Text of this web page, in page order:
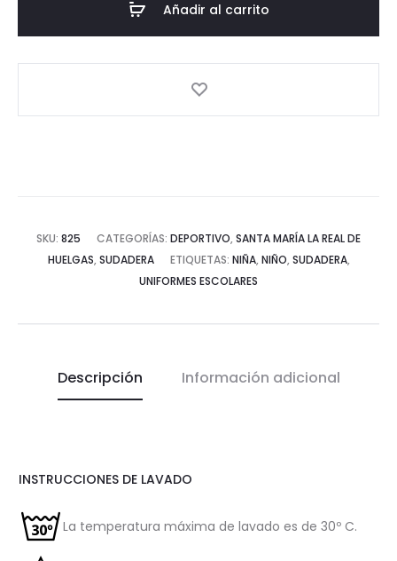
Añadir al carrito
SKU: 825 CATEGORÍAS: DEPORTIVO, SANTA MARÍA LA REAL DE
HUELGAS, SUDADERA ETIQUETAS: NIÑA, NIÑO, SUDADERA,
UNIFORMES ESCOLARES
Descripción Información adicional
INSTRUCCIONES DE LAVADO
La temperatura máxima de lavado es de 30º C.